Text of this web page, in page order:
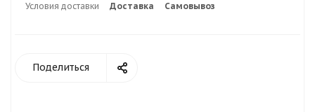
Условия доставки Доставка Самовывоз
Поделиться